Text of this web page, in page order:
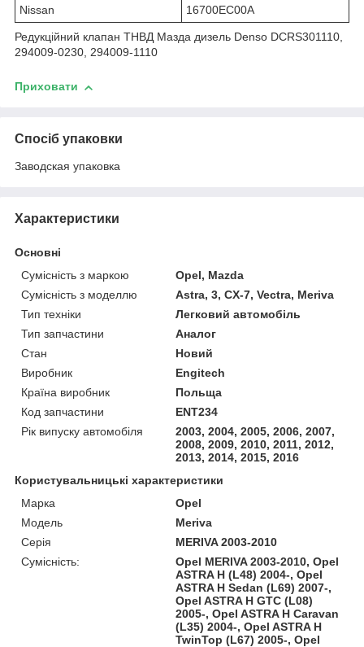
Nissan 16700EC00A
Редукційний клапан ТНВД Мазда дизель Denso DCRS301110,
294009-0230, 294009-1110
Приховати
Спосіб упаковки
Заводская упаковка
Характеристики
Основні
Сумісність з маркою
Opel, Mazda
Сумісність з моделлю
Astra, 3, CX-7, Vectra, Meriva
Тип техніки
Легковий автомобіль
Тип запчастини
Аналог
Стан
Новий
Виробник
Engitech
Країна виробник
Польща
Код запчастини
ENT234
Рік випуску автомобіля
2003, 2004, 2005, 2006, 2007,
2008, 2009, 2010, 2011, 2012,
2013, 2014, 2015, 2016
Користувальницькі характеристики
Марка
Opel
Модель
Meriva
Серія
MERIVA 2003-2010
Сумісність:
Opel MERIVA 2003-2010, Opel
ASTRA H (L48) 2004-, Opel
ASTRA H Sedan (L69) 2007-,
Opel ASTRA H GTC (L08)
2005-, Opel ASTRA H Caravan
(L35) 2004-, Opel ASTRA H
TwinTop (L67) 2005-, Opel